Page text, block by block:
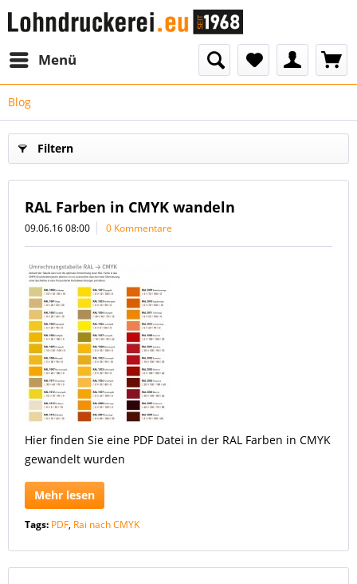
Menü
Blog
Filtern
RAL Farben in CMYK wandeln
09.06.16 08:00 0 Kommentare
Hier finden Sie eine PDF Datei in der RAL Farben in CMYK
gewandelt wurden
Mehr lesen
Tags: PDF, Rai nach CMYK